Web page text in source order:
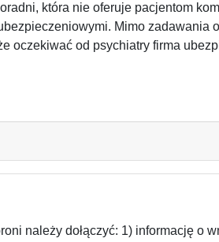
która nie oferuje pacjentom
Mimo zadawania
oczekiwać od psychiatry firma
należy dołączyć: 1) informację o